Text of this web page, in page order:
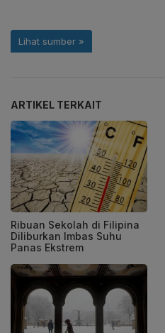
ARTIKEL TERKAIT
Ribuan Sekolah di Filipina
Diliburkan Imbas Suhu
Panas Ekstrem